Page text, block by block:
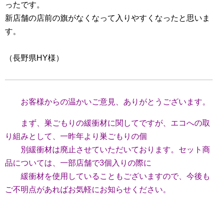
ったです。
新店舗の店前の旗がなくなって入りやすくなったと思いま
す。
（長野県HY様）
お客様からの温かいご意見、ありがとうございます。
まず、巣ごもりの緩衝材に関してですが、エコへの取
り組みとして、一昨年より巣ごもりの個
別緩衝材は廃止させていただいております。セット商
品については、一部店舗で3個入りの際に
緩衝材を使用していることもございますので、今後も
ご不明点があればお気軽にお知らせください。